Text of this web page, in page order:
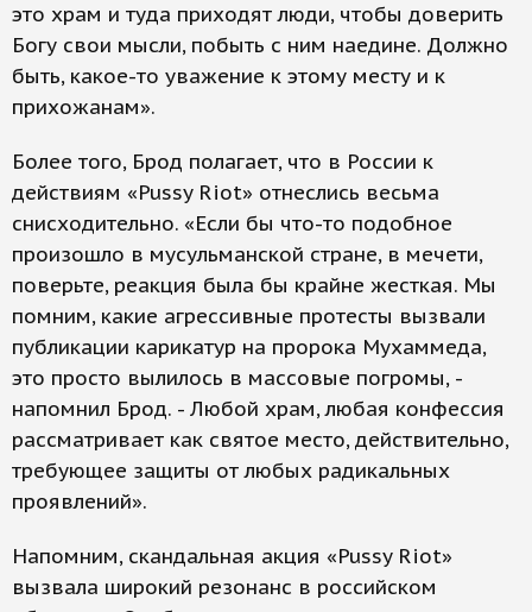
это храм и туда приходят люди, чтобы доверить
Богу свои мысли, побыть с ним наедине. Должно
быть, какое-то уважение к этому месту и к
прихожанам».
Более того, Брод полагает, что в России к
действиям «Pussy Riot» отнеслись весьма
снисходительно. «Если бы что-то подобное
произошло в мусульманской стране, в мечети,
поверьте, реакция была бы крайне жесткая. Мы
помним, какие агрессивные протесты вызвали
публикации карикатур на пророка Мухаммеда,
это просто вылилось в массовые погромы, -
напомнил Брод. - Любой храм, любая конфессия
рассматривает как святое место, действительно,
требующее защиты от любых радикальных
проявлений».
Напомним, скандальная акция «Pussy Riot»
вызвала широкий резонанс в российском